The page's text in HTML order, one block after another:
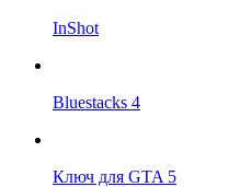
InShot
Bluestacks 4
Ключ для GTA 5